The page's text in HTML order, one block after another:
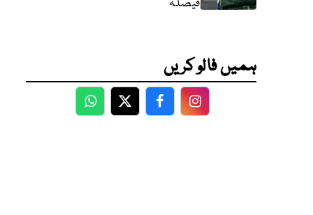
فیصلہ
ہمیں فالو کریں
WhatsApp
TwitterFacebookFacebook